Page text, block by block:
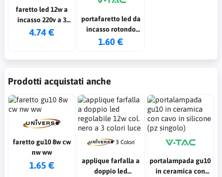
faretto led 12w a
incasso 220v a 3
colori luce corpo
4.74 €
portafaretto led da
incasso rotondo
gu10 in
ferro colore bianco
1.60 €
Prodotti acquistati anche
faretto gu10 8w cw
nw ww
1.65 €
applique farfalla a
doppio led
portalampada gu10
in ceramica con